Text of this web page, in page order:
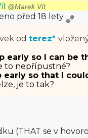
@Marek Vít
před 18 lety
od terez*
early so I can be
to nepřípustné?
early so that I
je to tak?
(THAT se v